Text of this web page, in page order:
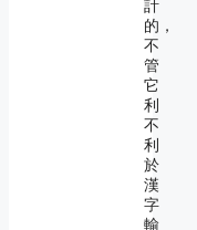
計
的，
不
管
它
利
不
利
於
漢
字
輸